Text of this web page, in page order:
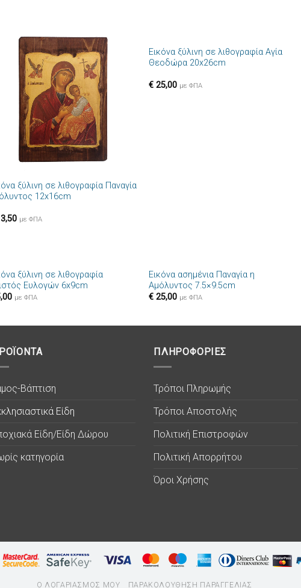
Πρόσθήκη
στην λίστα
επιθυμιών
ξύλινη σε λιθογραφία Παναγία
12x16cm
με ΦΠΑ
Πρόσθήκη
Εικόνα ξύλινη σε λιθογραφία Αγία
Θεοδώρα 20x26cm
€ 25,00 με ΦΠΑ
Πρόσθήκη
ξύλινη σε λιθογραφία
Ευλογών 6x9cm
με ΦΠΑ
Εικόνα ασημένια Παναγία η
Αμόλυντος 7.5×9.5cm
€ 25,00 με ΦΠΑ
Βάπτιση
Είδη
Είδη/Είδη Δώρου
κατηγορία
ΠΛΗΡΟΦΟΡΙΕΣ
Τρόποι Πληρωμής
Τρόποι Αποστολής
Πολιτική Επιστροφών
Πολιτική Απορρήτου
Όροι Χρήσης
Ο ΛΟΓΑΡΙΑΣΜΟΣ ΜΟΥ ΠΑΡΑΚΟΛΟΥΘΗΣΗ ΠΑΡΑΓΓΕΛΙΑΣ